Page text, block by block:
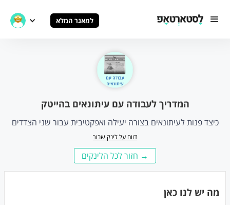
למאגר המלא
המדריך לעבודה עם עיתונאים בהייטק
כיצד פנות לעיתונאים בצורה יעילה ואפקטיבית עבור שני הצדדים
דווח על לינק שבור
→ חזור לכל הלינקים
מה יש לנו כאן